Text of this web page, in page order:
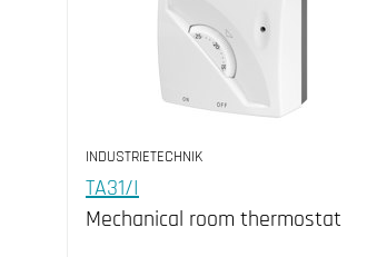
INDUSTRIETECHNIK
TA31/I
Mechanical room thermostat